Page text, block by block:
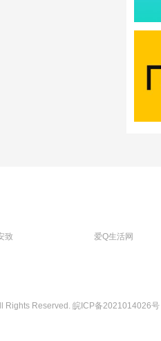
致 爱Q生活网
Rights Reserved. 皖ICP备2021014026号